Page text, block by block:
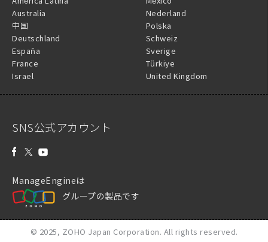
Australia
中国
Deutschland
España
France
Israel
Nederland
Polska
Schweiz
Sverige
Türkiye
United Kingdom
SNS公式アカウント
ManageEngineは
グループの製品です
© 2025, ZOHO Japan Corporation. All rights reserved.